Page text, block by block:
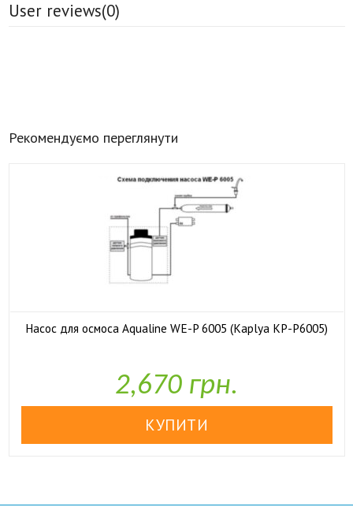
User reviews(0)
Рекомендуємо переглянути
Насос для осмоса Aqualine WE-P 6005 (Kaplya KP-P6005)
2,670 грн.